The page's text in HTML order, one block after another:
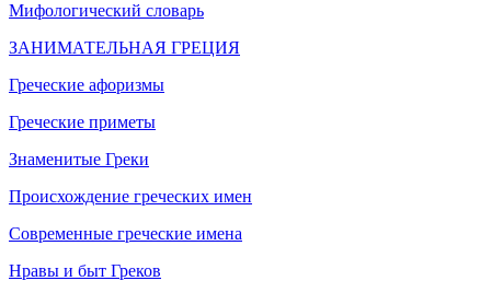
Мифологический словарь
ЗАНИМАТЕЛЬНАЯ ГРЕЦИЯ
Греческие афоризмы
Греческие приметы
Знаменитые Греки
Происхождение греческих имен
Современные греческие имена
Нравы и быт Греков